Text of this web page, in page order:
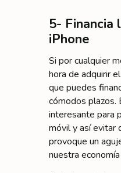
5- Financia
iPhone
Si por cualquier
hora de adquirir
que puedes
cómodos plazos.
interesante para
móvil y así evitar
provoque un
nuestra